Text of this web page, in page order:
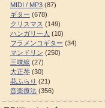
MIDI / MP3 (87)
ギター (678)
クリスマス (149)
ハンガリー人 (10)
フラメンコギター (34)
マンドリン (250)
三味線 (27)
大正琴 (30)
花ふらり (21)
音楽療法 (356)